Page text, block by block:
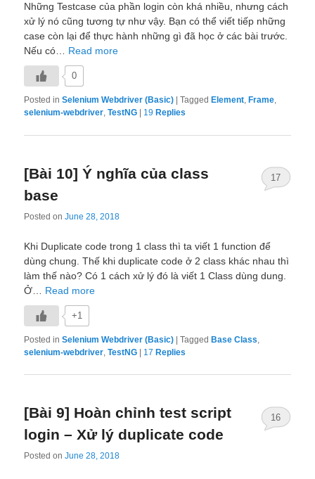
Những Testcase của phần login còn khá nhiều, nhưng cách
xử lý nó cũng tương tự như vậy. Bạn có thể viết tiếp những
case còn lại để thực hành những gì đã học ở các bài trước.
Nếu có… Read more
0
Posted in Selenium Webdriver (Basic) |Tagged Element, Frame,
selenium-webdriver,TestNG 19 Replies
[Bài 10] Ý nghĩa của class
base
Posted onJune 28, 2018
17
Khi Duplicate code trong 1 class thì ta viết 1 function để
dùng chung. Thế khi duplicate code ở 2 class khác nhau thì
làm thế nào? Có 1 cách xử lý đó là viết 1 Class dùng dung.
Ở… Read more
+1
Posted in Selenium Webdriver (Basic) |Tagged Base Class
selenium-webdriver ,TestNG | 17 Replies
[Bài 9] Hoàn chỉnh test script
login – Xử lý duplicate code
Posted onJune 28, 2018
16